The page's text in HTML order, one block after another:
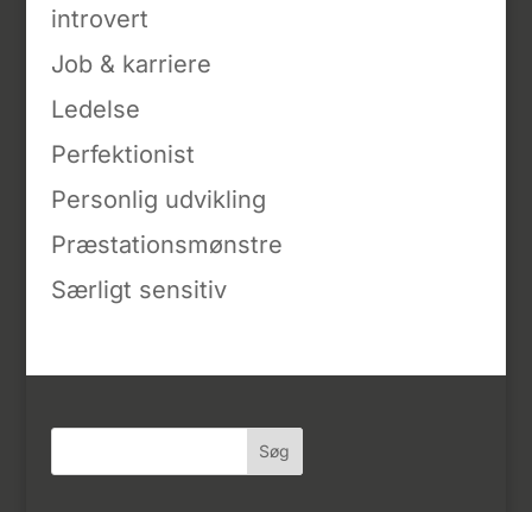
introvert
Job & karriere
Ledelse
Perfektionist
Personlig udvikling
Præstationsmønstre
Særligt sensitiv